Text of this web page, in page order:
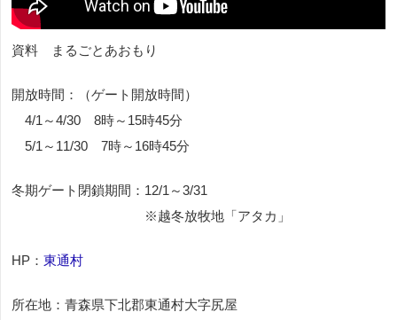
資料 まるごとあおもり
開放時間：（ゲート開放時間）
4/1～4/30 8時～15時45分
5/1～11/30 7時～16時45分
冬期ゲート閉鎖期間：12/1～3/31
※越冬放牧地「アタカ」
HP： 東通村
所在地：青森県下北郡東通村大字尻屋